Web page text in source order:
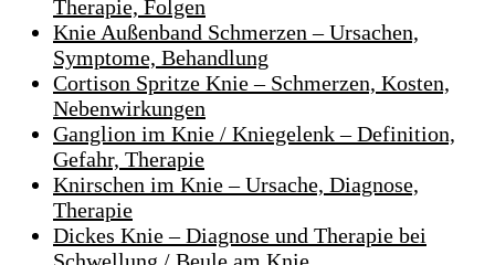
Therapie, Folgen
Knie Außenband Schmerzen – Ursachen,
Symptome, Behandlung
Cortison Spritze Knie – Schmerzen, Kosten,
Nebenwirkungen
Ganglion im Knie / Kniegelenk – Definition,
Gefahr, Therapie
Knirschen im Knie – Ursache, Diagnose,
Therapie
Dickes Knie – Diagnose und Therapie bei